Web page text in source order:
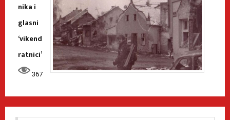
nika i
glasni
‘vikend
ratnici’
367